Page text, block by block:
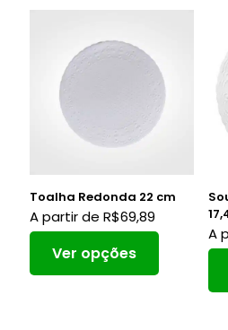
Toalha Redonda 22 cm
A partir de R$69,89
Ver opções
A